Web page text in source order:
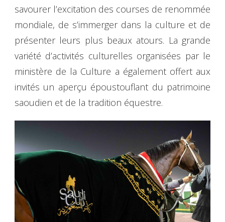
savourer l’excitation des courses de renommée
mondiale, de s’immerger dans la culture et de
présenter leurs plus beaux atours. La grande
variété d’activités culturelles organisées par le
ministère de la Culture a également offert aux
invités un aperçu époustouflant du patrimoine
saoudien et de la tradition équestre.